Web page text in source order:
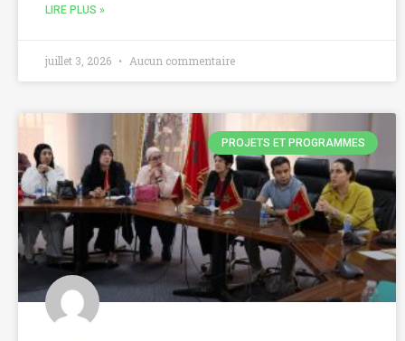
LIRE PLUS »
juillet 3, 2026 Aucun commentaire
PROJETS ET PROGRAMMES